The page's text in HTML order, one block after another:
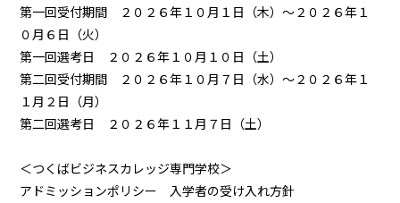
第一回受付期間 ２０２６年１０月１日（木）～２０２６年１
０月６日（火）
第一回選考日 ２０２６年１０月１０日（土）
第二回受付期間 ２０２６年１０月７日（水）～２０２６年１
１月２日（月）
第二回選考日 ２０２６年１１月７日（土）
＜つくばビジネスカレッジ専門学校＞
アドミッションポリシー 入学者の受け入れ方針